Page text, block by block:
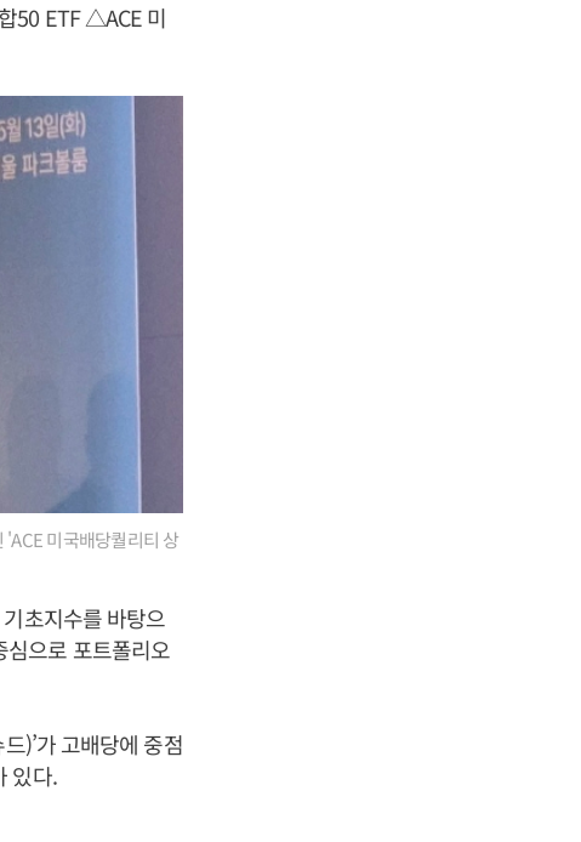
50 ETF △ACE 미
미국배당퀄리티 상
초지수를 바탕으
심으로 포트폴리오
)’가 고배당에 중점
있다.